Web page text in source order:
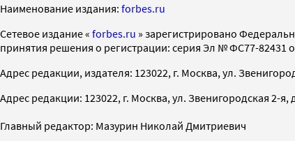
Наименование издания: forbes.ru
Cетевое издание « forbes.ru » зарегистрировано
принятия решения о регистрации: серия Эл № ФС77-82431
Адрес редакции, издателя: 123022, г. Москва, ул.
Адрес редакции: 123022, г. Москва, ул. Звенигородская 2-я,
Главный редактор: Мазурин Николай Дмитриевич